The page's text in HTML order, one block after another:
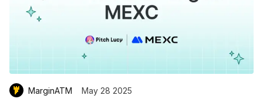
MarginATM May 28 2025